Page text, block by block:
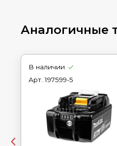
Аналогичные
В наличии
Арт.197599-5